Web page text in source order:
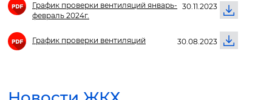
График проверки вентиляций январь-
февраль 2024г.
30.11.2023
График проверки вентиляций 30.08.2023